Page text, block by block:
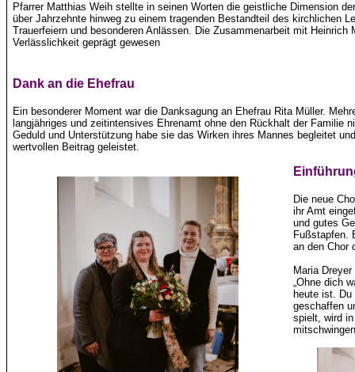
Pfarrer Matthias Weih stellte in seinen Worten die geistliche Dimension
über Jahrzehnte hinweg zu einem tragenden Bestandteil des kirchlichen
Trauerfeiern und besonderen Anlässen. Die Zusammenarbeit mit
Verlässlichkeit geprägt gewesen
Dank an die Ehefrau
Ein besonderer Moment war die Danksagung an Ehefrau Rita Müller.
langjähriges und zeitintensives Ehrenamt ohne den Rückhalt der Familie
Geduld und Unterstützung habe sie das Wirken ihres Mannes begleitet
wertvollen Beitrag geleistet.
Die neue
ihr Amt
und gutes
Fußstapfen.
an den Chor
Maria
„Ohne dich
heute ist.
geschaffen
spielt, wird